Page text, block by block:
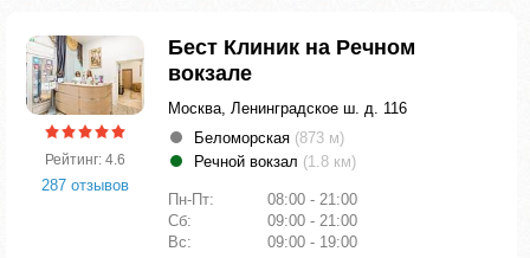
Рейтинг: 4.6
287 отзывов
Бест Клиник на Речном
вокзале
Москва, Ленинградское ш. д. 116
Беломорская (873 м)
Речной вокзал (1.8 км)
Пн-Пт:
08:00 - 21:00
Сб:
09:00 - 21:00
Вс:
09:00 - 19:00